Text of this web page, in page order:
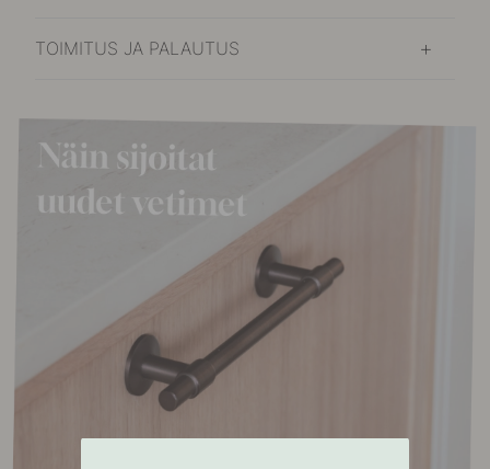
TOIMITUS JA PALAUTUS